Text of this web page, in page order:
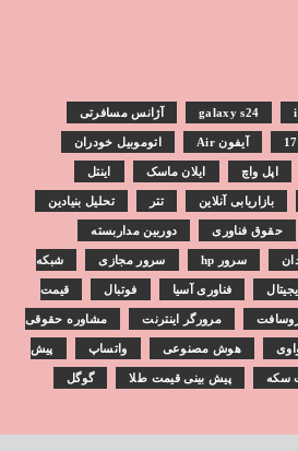
galaxy s24 آژانس مسافرتی
آیفون Air اتوموبیل خودران
اپل واچ ایلان ماسک اینتل
بازاریابی آنلاین تتر تحلیل بنیادین
حقوق فناوری دوربین مداربسته
سرور hp سرور مجازی شبکه
فناوری آسیا فوتبال قیمت
مرورگر اینترنت مشاوره حقوقی
هوش مصنوعی واتساپ پیش
سکه پیش بینی قیمت طلا گوگل